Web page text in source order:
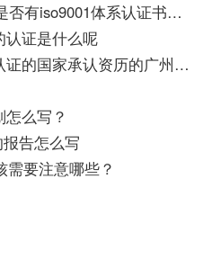
谁可以帮忙查询一下公司是否有iso9001体系认证书。谢谢
认证是什么呢
ISO9001-14001质量体系认证的国家承认资历的广州公司有哪些？
么写？
告怎么写
需要注意哪些？